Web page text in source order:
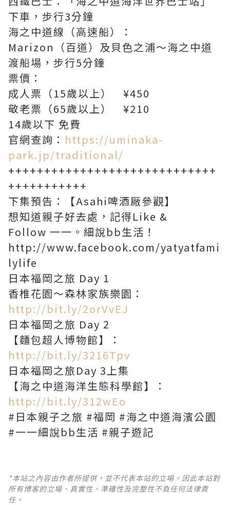
下車，步行3分鐘
海之中道線（高速船）：
Marizon（百道）及貝色之浦～海之中道
渡船場，步行5分鐘
票價：
成人票（15歲以上） ¥450
敬老票（65歲以上） ¥210
14歲以下 免費
官網查詢： https://uminaka-
park.jp/traditional/
+++++++++++++++++++++++++++++
+++++++++++
下集預告：【Asahi啤酒厰參觀】
想知道親子好去處，記得Like &
Follow 一一。細說bb生活！
http://www.facebook.com/yatyatfami
lylife
日本福岡之旅 Day 1
香椎花園～森林家族樂園：
http://bit.ly/2orVvEJ
日本福岡之旅 Day 2
【麵包超人博物館】：
http://bit.ly/3216Tpv
日本福岡之旅Day 3上集
【海之中道海洋生態科學館】：
http://bit.ly/312wEo
#日本親子之旅 #福岡 #海之中道海濱公園
#一一細說bb生活 #親子遊記
*本站之內容由作者所提供，並不代表本站的立場。因此本站對
所有博客的立場、真實性、準確性及完整性不負任何法律責
任。